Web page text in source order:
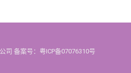
司 备案号：粤ICP备07076310号